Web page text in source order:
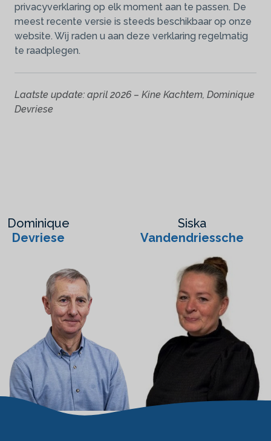
privacyverklaring op elk moment aan te passen. De
meest recente versie is steeds beschikbaar op onze
website. Wij raden u aan deze verklaring regelmatig
te raadplegen.
Laatste update: april 2026 – Kine Kachtem, Dominique
Devriese
Dominique
Devriese
Siska
Vandendriessche